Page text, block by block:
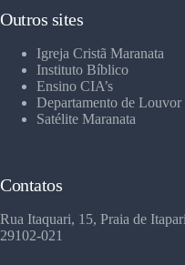
Outros sites
Igreja Cristã Maranata
Instituto Bíblico
Ensino CIA’s
Departamento de Louvor
Satélite Maranata
Contatos
Rua Itaquari, 15, Praia de
29102-021